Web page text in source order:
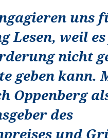
uns
Lesen, weil
nicht
geben kann.
Oppenberg
des
und